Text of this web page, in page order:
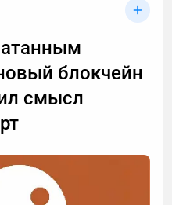
блокчейн
смысл